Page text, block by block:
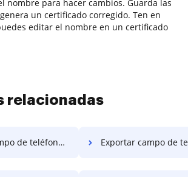
nombre para hacer cambios. Guarda las
un certificado corregido. Ten en
editar el nombre en un certificado
relacionadas
contrato en el servidor Exportar campo de teléfono contrato en